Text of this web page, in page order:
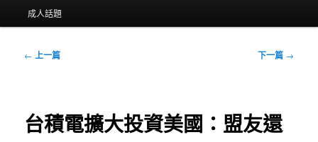
單
成人話題
文
← 上一篇 下一篇 →
台積電擴大投資美國：盟友還